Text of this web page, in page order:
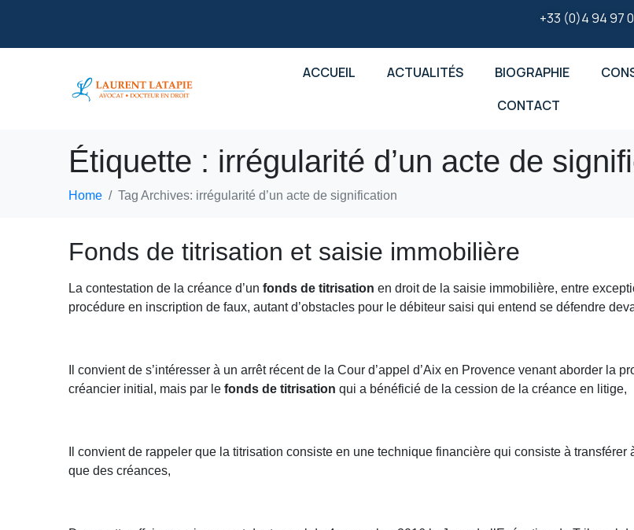
+33 (0)4 94 97
ACCUEIL ACTUALITÉS BIOGRAPHIE
CONTACT
Étiquette : irrégularité d’un acte de
Home Tag Archives: irrégularité d’un acte de signification
Fonds de titrisation et saisie immobilière
La contestation de la créance d’unfonds de titrisationen droit de la saisie immobilière, entre
procédure en inscription de faux, autant d’obstacles pour le débiteur saisi qui entend se défendre
Il convient de s’intéresser à un arrêt récent de la Cour d’appel d’Aix en Provence venant aborder la
créancier initial, mais par lefonds de titrisation qui a bénéficié de la cession de la créance en litige,
Il convient de rappeler que la titrisation consiste en une technique financière qui consiste à
que des créances,